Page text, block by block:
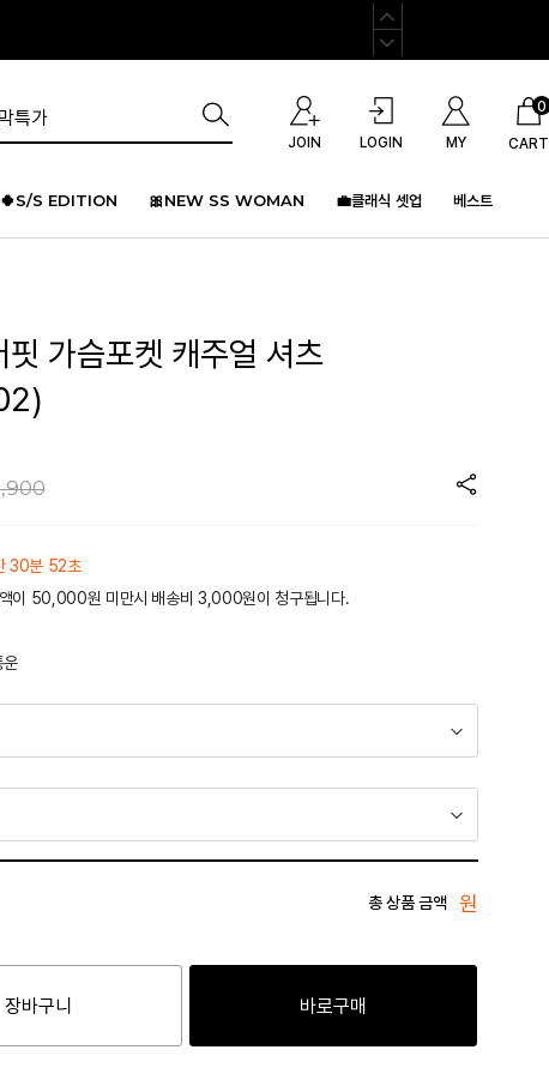
JOIN LOGIN MY CART
0
🍀S/S EDITION 🎀NEW SS WOMAN 💼클래식 셋업 베스트
가슴포켓 캐주얼 셔츠
30분 52초
이 50,000원 미만시 배송비 3,000원이 청구됩니다.
운
총 상품 금액 원
장바구니 바로구매